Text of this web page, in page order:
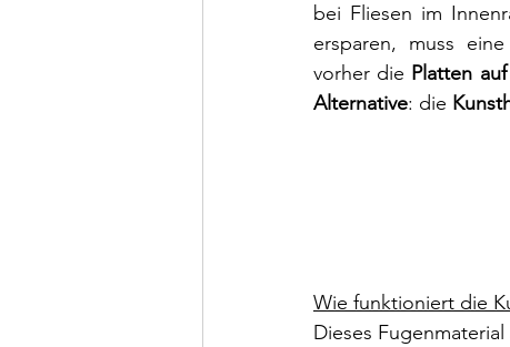
bei Fliesen im
ersparen, muss eine
vorher die Platten
Alternative: die
Wie funktioniert die
Dieses Fugenmaterial